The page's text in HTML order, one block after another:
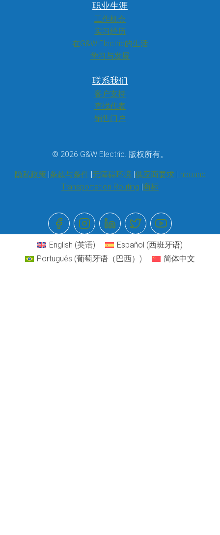
职业生涯
工作机会
实习经历
在G&W Electric的生活
学习与发展
联系我们
客户支持
查找代表
销售门户
© 2026 G&W Electric. 版权所有。
隐私政策 条款与条件 无障碍环境 供应商要求 Inbound
Transportation Routing 商标
English (英语) Español (西班牙语)
Português (葡萄牙语（巴西） ) 简体中文